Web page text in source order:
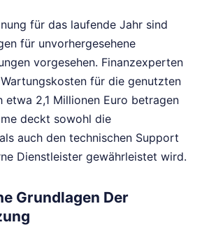
für das laufende Jahr sind
für unvorhergesehene
vorgesehen. Finanzexperten
für die genutzten
etwa 2,1 Millionen Euro betragen
deckt sowohl die
auch den technischen Support
Dienstleister gewährleistet wird.
Grundlagen Der